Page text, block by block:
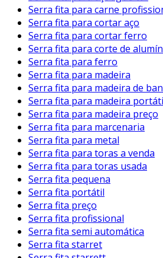
Serra fita para carne
Serra fita para cortar aço
Serra fita para cortar ferro
Serra fita para corte de
Serra fita para ferro
Serra fita para madeira
Serra fita para madeira de
Serra fita para madeira
Serra fita para madeira preço
Serra fita para marcenaria
Serra fita para metal
Serra fita para toras a venda
Serra fita para toras usada
Serra fita pequena
Serra fita portátil
Serra fita preço
Serra fita profissional
Serra fita semi automática
Serra fita starret